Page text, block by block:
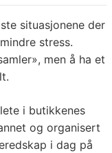
situasjonene der
stress.
men å ha et
i butikkenes
og organisert
i dag på